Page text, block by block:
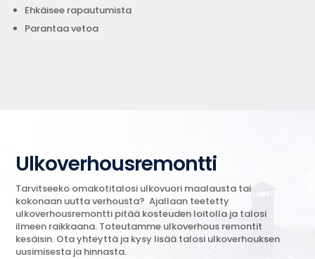
Ehkäisee rapautumista
Parantaa vetoa
Ulkoverhousremontti
Tarvitseeko omakotitalosi ulkovuori maalausta tai
kokonaan uutta verhousta? Ajallaan teetetty
ulkoverhousremontti pitää kosteuden loitolla ja talosi
ilmeen raikkaana. Toteutamme ulkoverhous remontit
kesäisin. Ota yhteyttä ja kysy lisää talosi ulkoverhouksen
uusimisesta ja hinnasta.